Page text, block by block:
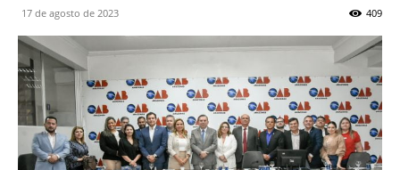
17 de agosto de 2023 409